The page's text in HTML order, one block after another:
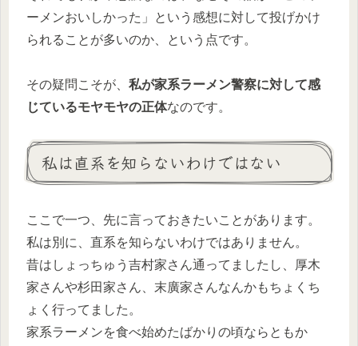
ーメンおいしかった」という感想に対して投げかけ
られることが多いのか、という点です。
その疑問こそが、 私が家系ラーメン警察に対して感
じているモヤモヤの正体なのです。
私は直系を知らないわけではない
ここで一つ、先に言っておきたいことがあります。
私は別に、直系を知らないわけではありません。
昔はしょっちゅう吉村家さん通ってましたし、厚木
家さんや杉田家さん、末廣家さんなんかもちょくち
ょく行ってました。
家系ラーメンを食べ始めたばかりの頃ならともか